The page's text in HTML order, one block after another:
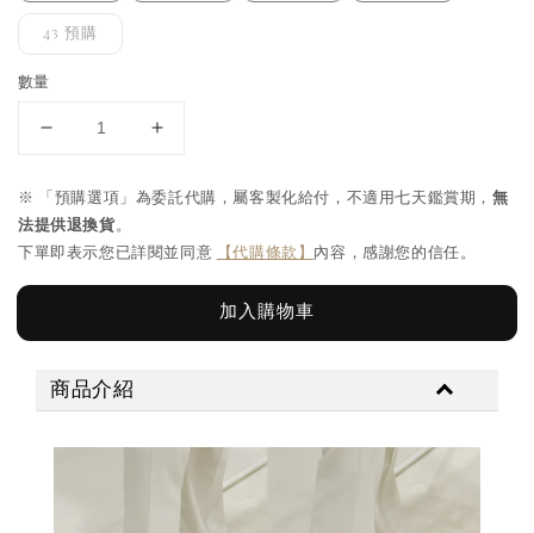
43 預購
數量
※ 「預購選項」為委託代購，屬客製化給付，不適用七天鑑賞期，無
法提供退換貨。
下單即表示您已詳閱並同意
【代購條款】 內容，感謝您的信任。
加入購物車
商品介紹